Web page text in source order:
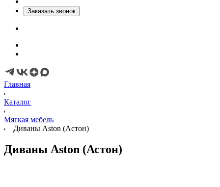
Заказать звонок
Главная
Каталог
Мягкая мебель
Диваны Aston (Астон)
Диваны Aston (Астон)